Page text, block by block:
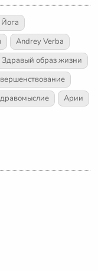
Йога
Andrey Verba
Здравый образ жизни
Арии